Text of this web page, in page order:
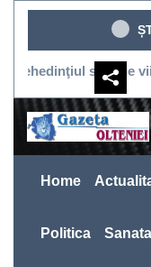
Sari
conținut
susţine viitorul
Home
Politica